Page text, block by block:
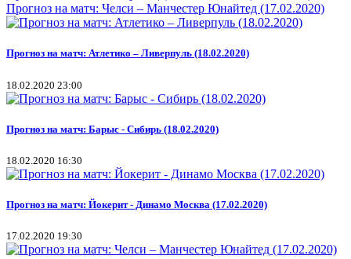
Прогноз на матч: Челси – Манчестер Юнайтед (17.02.2020)
Прогноз на матч: Атлетико – Ливерпуль (18.02.2020)
18.02.2020 23:00
Прогноз на матч: Барыс - Сибирь (18.02.2020)
18.02.2020 16:30
Прогноз на матч: Йокерит - Динамо Москва (17.02.2020)
17.02.2020 19:30